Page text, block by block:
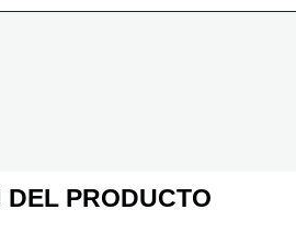
DEL PRODUCTO